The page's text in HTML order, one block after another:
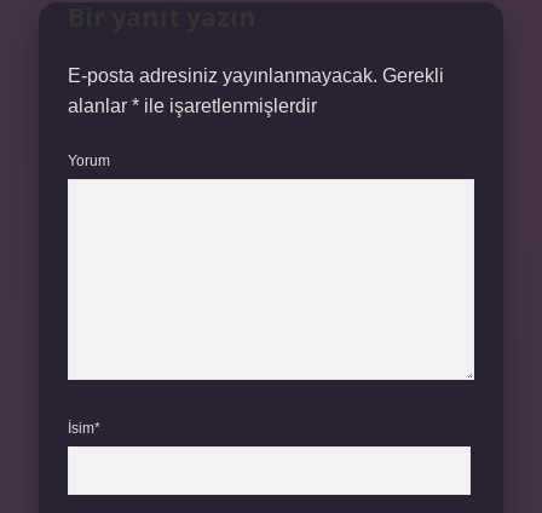
E-posta adresiniz yayınlanmayacak. Gerekli
alanlar * ile işaretlenmişlerdir
Yorum
İsim*